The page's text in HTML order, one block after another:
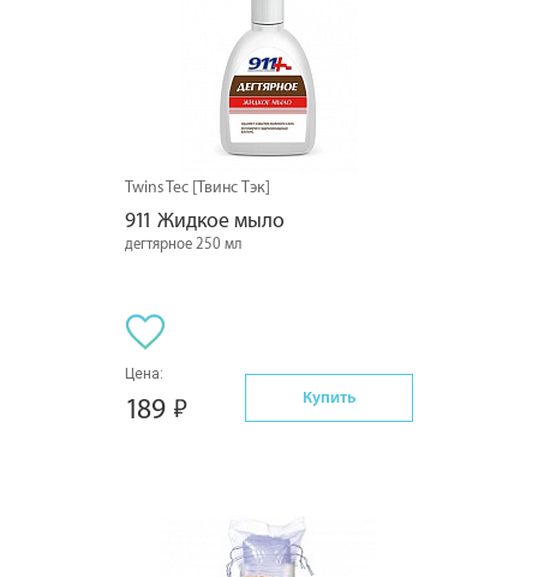
Twins Tec [Твинс Тэк]
911 Жидкое мыло
дегтярное 250 мл
Цена:
189 Купить